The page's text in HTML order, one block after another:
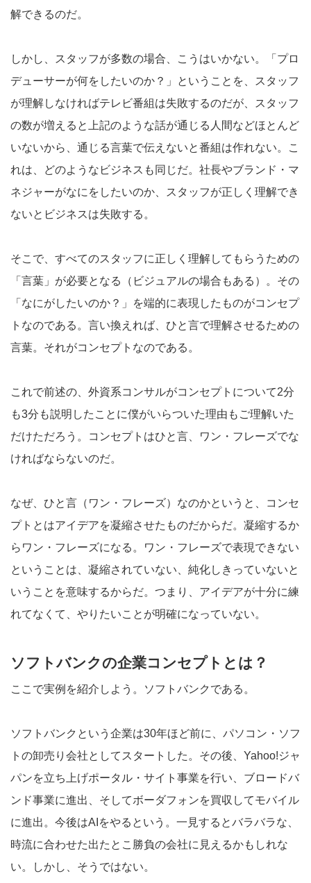
解できるのだ。
しかし、スタッフが多数の場合、こうはいかない。「プロ
デューサーが何をしたいのか？」ということを、スタッフ
が理解しなければテレビ番組は失敗するのだが、スタッフ
の数が増えると上記のような話が通じる人間などほとんど
いないから、通じる言葉で伝えないと番組は作れない。こ
れは、どのようなビジネスも同じだ。社長やブランド・マ
ネジャーがなにをしたいのか、スタッフが正しく理解でき
ないとビジネスは失敗する。
そこで、すべてのスタッフに正しく理解してもらうための
「言葉」が必要となる（ビジュアルの場合もある）。その
「なにがしたいのか？」を端的に表現したものがコンセプ
トなのである。言い換えれば、ひと言で理解させるための
言葉。それがコンセプトなのである。
これで前述の、外資系コンサルがコンセプトについて2分
も3分も説明したことに僕がいらついた理由もご理解いた
だけただろう。コンセプトはひと言、ワン・フレーズでな
ければならないのだ。
なぜ、ひと言（ワン・フレーズ）なのかというと、コンセ
プトとはアイデアを凝縮させたものだからだ。凝縮するか
らワン・フレーズになる。ワン・フレーズで表現できない
ということは、凝縮されていない、純化しきっていないと
いうことを意味するからだ。つまり、アイデアが十分に練
れてなくて、やりたいことが明確になっていない。
ソフトバンクの企業コンセプトとは？
ここで実例を紹介しよう。ソフトバンクである。
ソフトバンクという企業は30年ほど前に、パソコン・ソフ
トの卸売り会社としてスタートした。その後、Yahoo!ジャ
パンを立ち上げポータル・サイト事業を行い、ブロードバ
ンド事業に進出、そしてボーダフォンを買収してモバイル
に進出。今後はAIをやるという。一見するとバラバラな、
時流に合わせた出たとこ勝負の会社に見えるかもしれな
い。しかし、そうではない。